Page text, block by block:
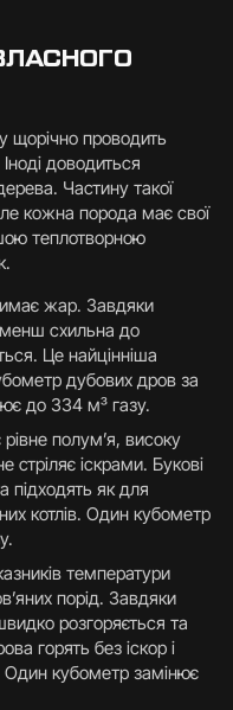
щорічно проводить
доводиться
Частину такої
кожна порода має свої
теплотворною
жар. Завдяки
схильна до
Це найцінніша
дубових дров за
до 334 м³ газу.
полум’я, високу
стріляє іскрами. Букові
як для
котлів. Один кубометр
температури
порід. Завдяки
розгоряється та
горять без іскор і
Один кубометр замінює